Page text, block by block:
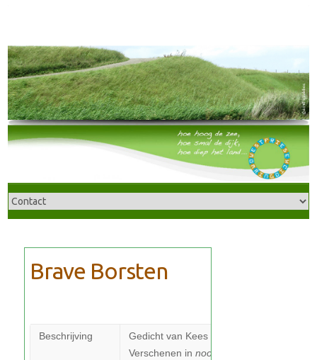
Beschrijving
Gedicht van Kees Kraakman (2000)
Verschenen in noord-holland in